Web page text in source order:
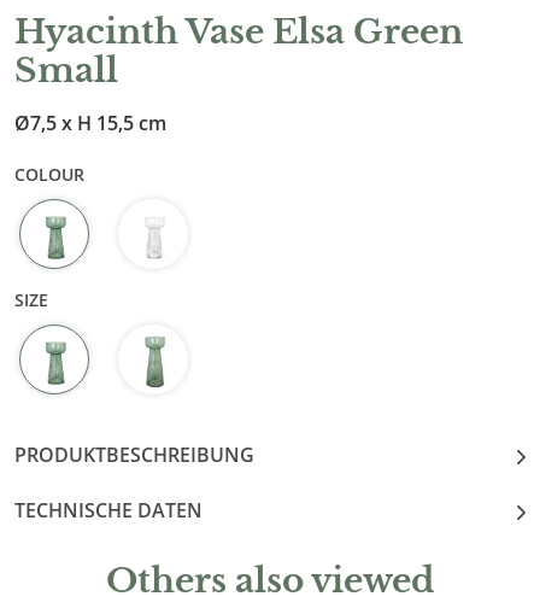
Hyacinth Vase Elsa Green
Small
Ø7,5 x H 15,5 cm
COLOUR
SIZE
PRODUKTBESCHREIBUNG
TECHNISCHE DATEN
Others also viewed